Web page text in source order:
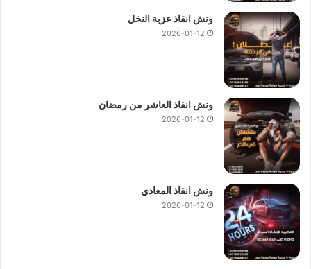
ونش انقاذ عزبة النخل
2026-01-12
ونش انقاذ العاشر من رمضان
2026-01-12
ونش انقاذ المعادي
2026-01-12